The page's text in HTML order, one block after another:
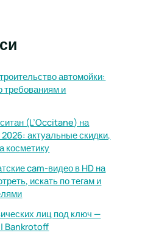
автомойки:
требованиям и
(L’Occitane) на
2026: актуальные скидки,
косметику
cam-видео в HD на
искать по тегам и
лиц под ключ —
| Bankrotoff